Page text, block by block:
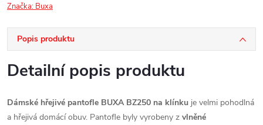
Značka: Buxa
Popis produktu
Detailní popis produktu
Dámské hřejivé pantofle BUXA BZ250 na klínku je velmi pohodlná
a hřejivá domácí obuv. Pantofle byly vyrobeny z vlněné